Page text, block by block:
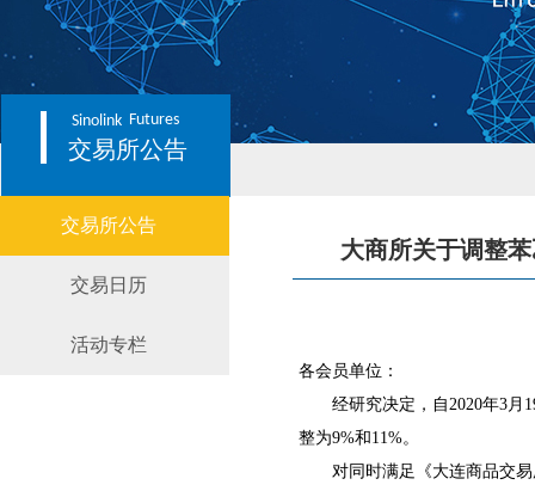
Sinolink Futures
交易所公告
交易所公告
交易日历
活动专栏
大商所关于调整
各会员单位：
经研究决定，自2020年3月
整为9%和11%。
对同时满足《大连商品交易